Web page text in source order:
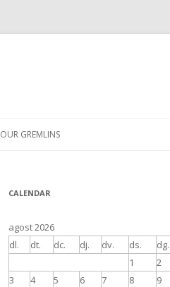
OUR GREMLINS
CALENDAR
agost 2026
dl.
dt. dc. dj. dv. ds. dg.
1
2
3
4 5 6 7 8
9